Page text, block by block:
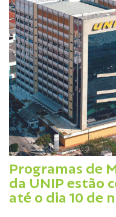
Programas de
da UNIP estão
até o dia 10 de